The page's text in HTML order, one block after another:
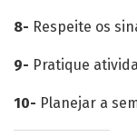
8- Respeite os
9- Pratique
10- Planejar a